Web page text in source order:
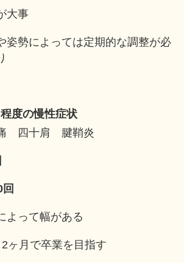
大事
姿勢によっては定期的な調整が必
度の慢性症状
四十肩 腱鞘炎
よって幅がある
ヶ月で卒業を目指す